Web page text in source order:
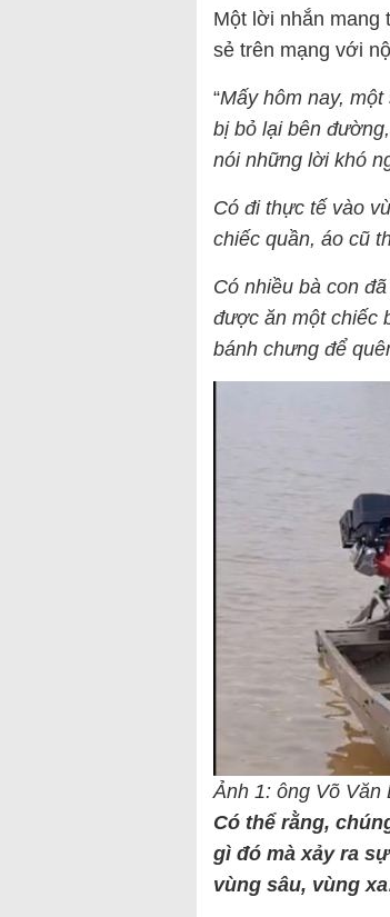
Một lời nhắn mang
sẻ trên mạng với
“Mấy hôm nay,
bị bỏ lại bên
nói những lời khó
Có đi thực tế vào
chiếc quần, áo cũ
Có nhiều bà con
được ăn một chiếc
bánh chưng để
Ảnh 1: ông Võ
Có thể rằng,
gì đó mà xảy ra
vùng sâu, vùng